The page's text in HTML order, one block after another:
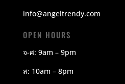
info@angeltrendy.com
OPEN HOURS
จ-ศ: 9am – 9pm
ส: 10am – 8pm